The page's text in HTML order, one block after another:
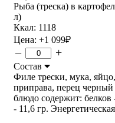
Рыба (треска) в
л)
Ккал: 1118
Цена: +1 099₽
– +
Состав
Филе трески, мука,
приправа, перец
блюдо содержит: белков
- 11,6 гр.